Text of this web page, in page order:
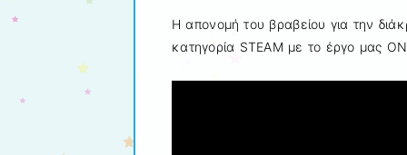
Η απονομή του βραβείου για την
κατηγορία STEAM με το έργο μας